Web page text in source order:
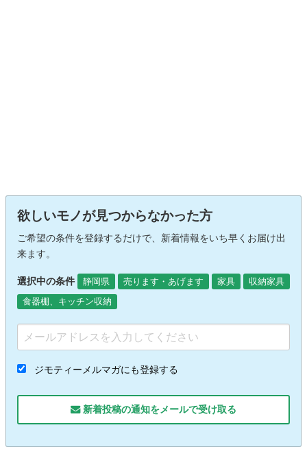
欲しいモノが見つからなかった方
ご希望の条件を登録するだけで、新着情報をいち早くお届け出
来ます。
選択中の条件 静岡県 売ります・あげます 家具
収納家具
食器棚、キッチン収納
ジモティーメルマガにも登録する
新着投稿の通知をメールで受け取る